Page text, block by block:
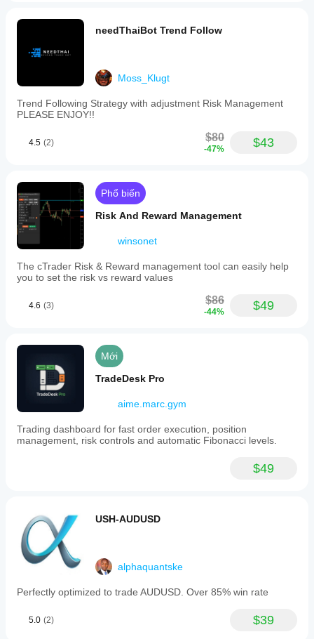
for
firms.
not
optimized
for
and
starting
point
for
development
testing
within
AlgoBuilderX
environment.
needThaiBot Trend Follow
Moss_Klugt
Trend Following Strategy with adjustment Risk Management
PLEASE ENJOY!!
4.5 (2) $80
-47% $43
Phổ biến
Risk And Reward Management
winsonet
The cTrader Risk & Reward management tool can easily help
you to set the risk vs reward values
4.6 (3) $86
-44% $49
Mới
TradeDesk Pro
aime.marc.gym
Trading dashboard for fast order execution, position
management, risk controls and automatic Fibonacci levels.
$49
USH-AUDUSD
alphaquantske
Perfectly optimized to trade AUDUSD. Over 85% win rate
5.0 (2) $39